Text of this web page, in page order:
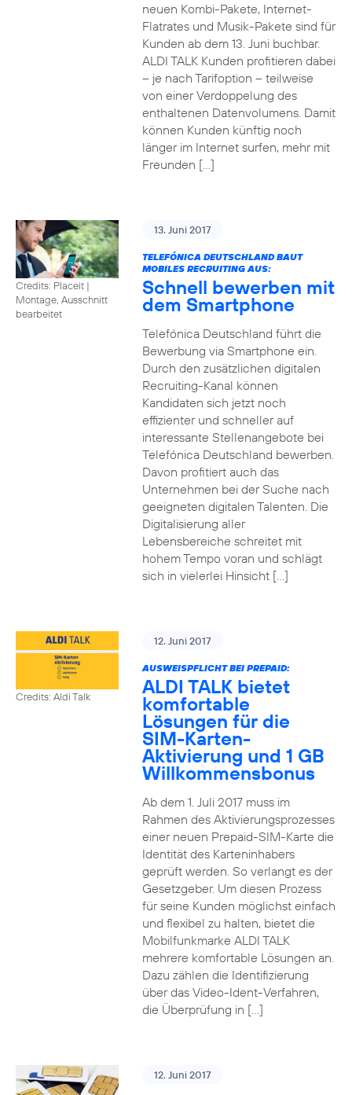
neuen Kombi-Pakete, Internet-
Flatrates und Musik-Pakete sind für
Kunden ab dem 13. Juni buchbar.
ALDI TALK Kunden profitieren dabei
– je nach Tarifoption – teilweise
von einer Verdoppelung des
enthaltenen Datenvolumens. Damit
können Kunden künftig noch
länger im Internet surfen, mehr mit
Freunden […]
Credits: Placeit |
Montage, Ausschnitt
bearbeitet
13. Juni 2017
TELEFÓNICA DEUTSCHLAND BAUT
MOBILES RECRUITING AUS:
Schnell bewerben mit
dem Smartphone
Telefónica Deutschland führt die
Bewerbung via Smartphone ein.
Durch den zusätzlichen digitalen
Recruiting-Kanal können
Kandidaten sich jetzt noch
effizienter und schneller auf
interessante Stellenangebote bei
Telefónica Deutschland bewerben.
Davon profitiert auch das
Unternehmen bei der Suche nach
geeigneten digitalen Talenten. Die
Digitalisierung aller
Lebensbereiche schreitet mit
hohem Tempo voran und schlägt
sich in vielerlei Hinsicht […]
Credits: Aldi Talk
12. Juni 2017
AUSWEISPFLICHT BEI PREPAID:
ALDI TALK bietet
komfortable
Lösungen für die
SIM-Karten-
Aktivierung und 1 GB
Willkommensbonus
Ab dem 1. Juli 2017 muss im
Rahmen des Aktivierungsprozesses
einer neuen Prepaid-SIM-Karte die
Identität des Karteninhabers
geprüft werden. So verlangt es der
Gesetzgeber. Um diesen Prozess
für seine Kunden möglichst einfach
und flexibel zu halten, bietet die
Mobilfunkmarke ALDI TALK
mehrere komfortable Lösungen an.
Dazu zählen die Identifizierung
über das Video-Ident-Verfahren,
die Überprüfung in […]
12. Juni 2017